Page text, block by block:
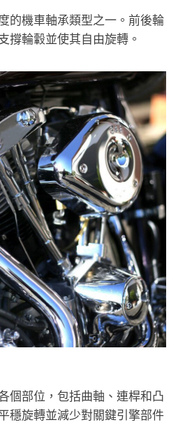
的機車軸承類型之一。前後輪
撐輪轂並使其自由旋轉。
個部位，包括曲軸、連桿和凸
穩旋轉並減少對關鍵引擎部件